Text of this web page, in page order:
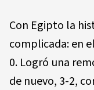
Con Egipto la
complicada: en
0. Logró una
de nuevo, 3-2,